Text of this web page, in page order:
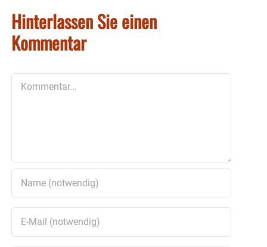
Hinterlassen Sie einen
Kommentar